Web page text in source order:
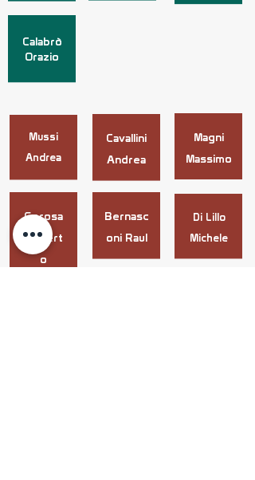
Calabrò
Orazio
Mussi
Andrea
Cavallini
Andrea
Magni
Massimo
Gerosa
Robert
o
Bernasc
oni Raul
Di Lillo
Michele